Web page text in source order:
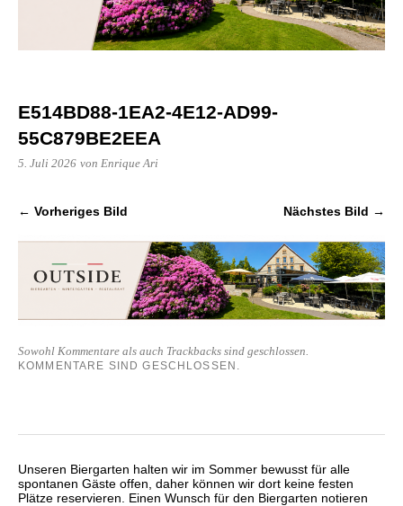
E514BD88-1EA2-4E12-AD99-
55C879BE2EEA
5. Juli 2026 von Enrique Ari
← Vorheriges Bild Nächstes Bild →
Sowohl Kommentare als auch Trackbacks sind geschlossen.
KOMMENTARE SIND GESCHLOSSEN.
Unseren Biergarten halten wir im Sommer bewusst für alle
spontanen Gäste offen, daher können wir dort keine festen
Plätze reservieren. Einen Wunsch für den Biergarten notieren